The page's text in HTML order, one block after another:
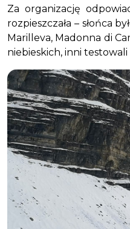
Za organizację
rozpieszczała – słońca
Marilleva, Madonna di
niebieskich, inni